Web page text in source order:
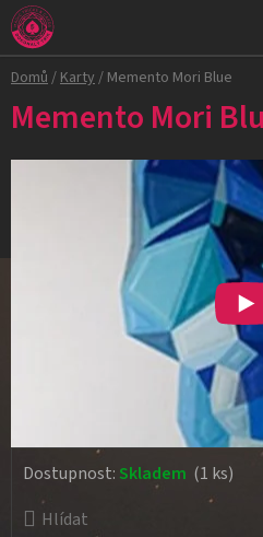
Přejít
na
obsah
Domů/Karty/ Memento Mori Blue
Hlídat
Dostupnost: Skladem (1 ks)
Memento Mori